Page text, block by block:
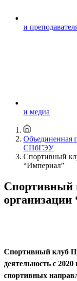
и
и медиа
Объединенная
СПбГЭУ
Спортивный
“Империал”
Спортивный
Спортивный клуб
деятельность с
спортивных